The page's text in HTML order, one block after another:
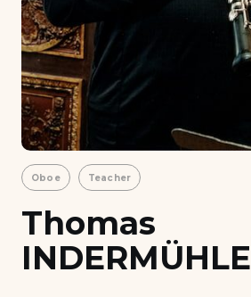
Oboe Teacher
Thomas
INDERMÜHLE